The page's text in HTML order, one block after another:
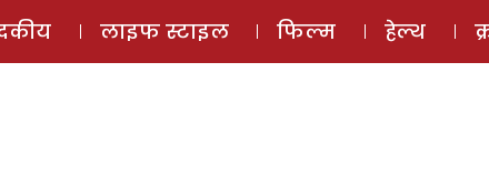
ई-मैगज़ीन
लाइफ स्टाइल फिल्म हेल्थ